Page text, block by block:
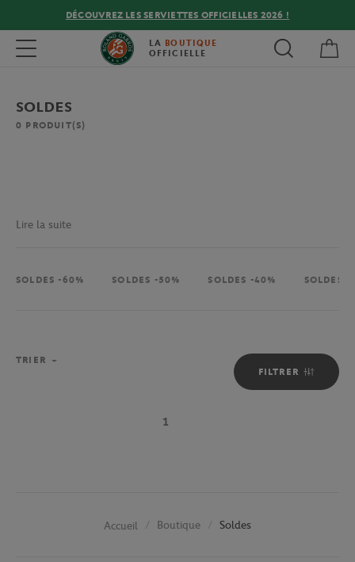
DÉCOUVREZ LES SERVIETTES OFFICIELLES 2026 !
Toggle navigation LA BOUTIQUE
OFFICIELLE
SOLDES
0 PRODUIT(S)
Lire la suite
SOLDES -60% SOLDES -50% SOLDES -40% SOLDES -
FILTRER
TRIER
1
Accueil Boutique Soldes